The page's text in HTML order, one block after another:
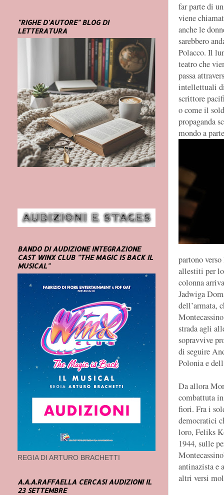
far parte di
viene
anche le
sarebbero
Polacco. Il
teatro che
passa
intellettuali
scrittore
o come il
propaganda
mondo a
partono
allestiti per
colonna
Jadwiga
dell’armata,
strada agli
sopravvive
di seguire
Polonia e
Da allora
combattuta
fiori. Fra i
democratici
loro, Feliks
1944, sulle
antinazista e
altri versi
"RIGHE D'AUTORE" BLOG DI
LETTERATURA
BANDO DI AUDIZIONE INTEGRAZIONE
CAST WINX CLUB "THE MAGIC IS BACK IL
MUSICAL"
REGIA DI ARTURO BRACHETTI
A.A.A.RAFFAELLA CERCASI AUDIZIONI IL
23 SETTEMBRE